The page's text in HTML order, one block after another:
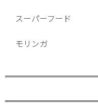
スーパーフード
モリンガ